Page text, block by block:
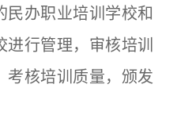
民办职业培训学校和
进行管理，审核培训
考核培训质量，颁发